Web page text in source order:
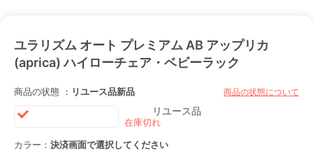
ユラリズム オート プレミアム AB アップリカ
(aprica) ハイローチェア・ベビーラック
商品の状態 ： リユース品新品 商品の状態について
リユース品
カラー： 決済画面で選択してください